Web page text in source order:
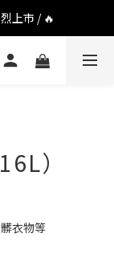
上市 / 🔥
上市 / 🔥
\ 時尚上市 / 🔥
）
衣物等